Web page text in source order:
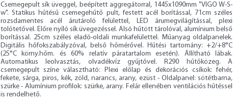
Csemegepult sík üveggel, beépített aggregátorral, 1445x1090mm "VIGO W-S-
w". Statikus hűtésű csemegehűtő pult, festett acél borítással, 71cm széles
rozsdamentes acél árutároló felülettel, LED árumegvilágítással, plexi
tolótetővel. Előre nyíló sík üvegezéssel. Alsó hűtött tárolóval, alumínium belső
borítással. 25cm széles eladó-oldali munkafelülettel. Műanyag oldalpanelek.
Digitális hőfokszabályzóval, belső hőmérővel. Hűtési tartomány: +2/+8°C
(25°C körny.hőm. és 60% relatív páratartalom esetén). Állítható lábak.
Automatikus leolvasztás, olvadékvíz gyűjtővel. R290 hűtőközeg. A
csemegepult színe választható: Plexi előlap és dekorációs csíkok: fehér,
fekete, sárga, piros, kék, zöld, narancs, arany, ezüst - Oldalpanel: sötétbarna,
szürke - Alumínium profilok: szürke, arany. Felár ellenében ventilációs hűtéssel
is rendelhető.